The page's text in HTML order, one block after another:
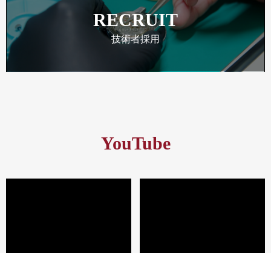
RECRUIT
技術者採用
YouTube